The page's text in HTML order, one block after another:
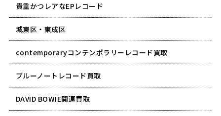
貴重かつレアなEPレコード
城東区・東成区
contemporaryコンテンポラリーレコード買取
ブルーノートレコード買取
DAVID BOWIE関連買取